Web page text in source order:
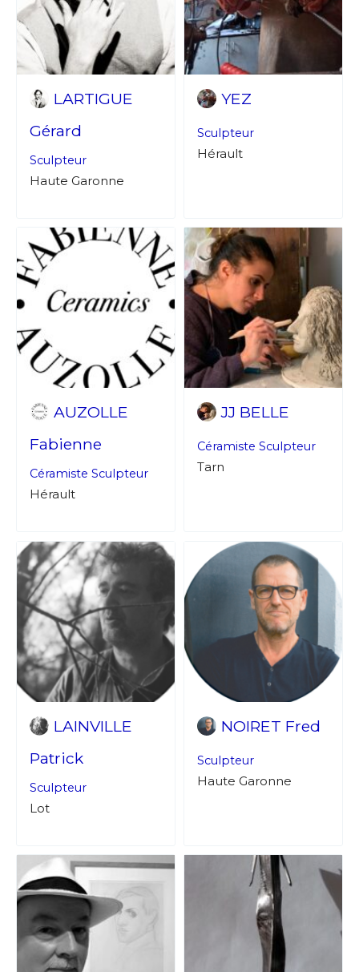
LARTIGUE
Gérard
Sculpteur
Haute Garonne
YEZ
Sculpteur
Hérault
AUZOLLE
Fabienne
Céramiste Sculpteur
Hérault
JJ BELLE
Céramiste Sculpteur
Tarn
LAINVILLE
Patrick
Sculpteur
Lot
NOIRET Fred
Sculpteur
Haute Garonne